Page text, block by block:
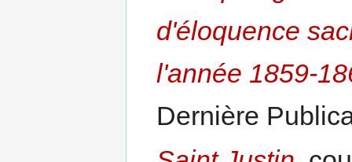
d'éloquence
l'année 1859-
Dernière